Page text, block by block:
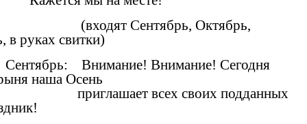
(входят Сентябрь, Октябрь,
в руках свитки)
Сентябрь: Внимание! Внимание! Сегодня
наша Осень
приглашает всех своих подданных